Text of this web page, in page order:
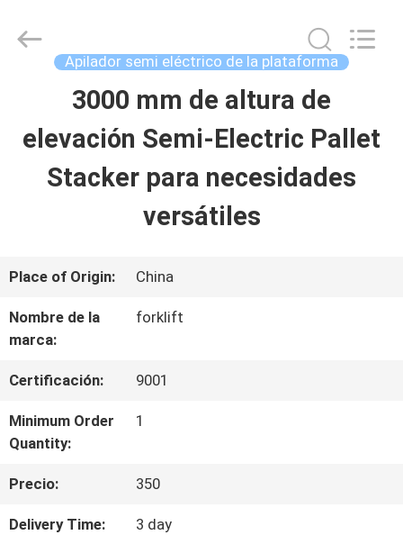
HOGAR
PRODUCTOS
NOSOTROS
DE
LA
FÁBRICA
Kayond
Apilador semi eléctrico de la plataforma
3000 mm de altura de
elevación Semi-Electric Pallet
Stacker para necesidades
versátiles
Place of Origin: China
Nombre de la
marca:
forklift
Certificación: 9001
Minimum Order
Quantity:
1
Precio: 350
Delivery Time: 3 day